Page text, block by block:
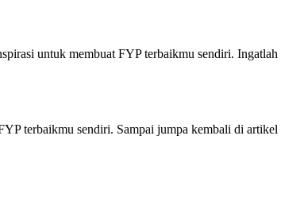
untuk membuat FYP terbaikmu sendiri. Ingatlah
terbaikmu sendiri. Sampai jumpa kembali di artikel